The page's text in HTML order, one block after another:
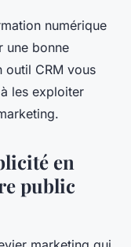
numérique
une bonne
outil CRM vous
les exploiter
en
public